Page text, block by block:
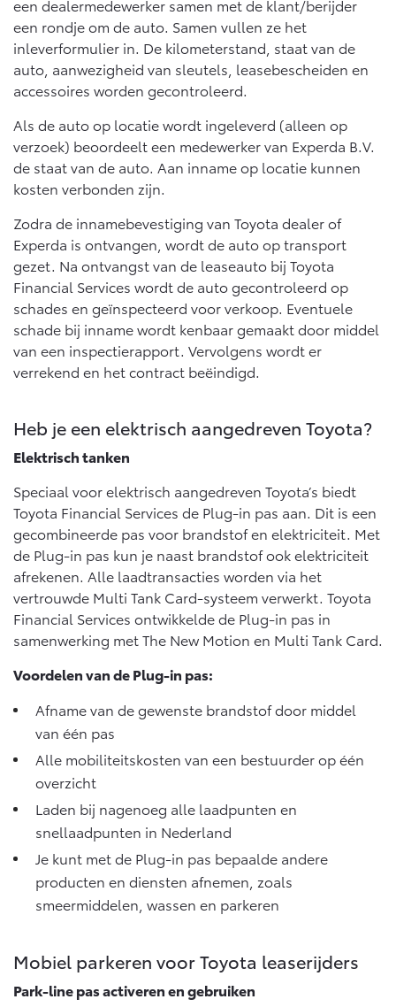
Vanaf € 46.301,- Vanaf € 56.570,-
Land Cruiser (excl. BTW)
een dealermedewerker samen met de klant/berijder
een rondje om de auto. Samen vullen ze het
inleverformulier in. De kilometerstand, staat van de
auto, aanwezigheid van sleutels, leasebescheiden en
accessoires worden gecontroleerd.
Als de auto op locatie wordt ingeleverd (alleen op
verzoek) beoordeelt een medewerker van Experda B.V.
de staat van de auto. Aan inname op locatie kunnen
kosten verbonden zijn.
Zodra de innamebevestiging van Toyota dealer of
Experda is ontvangen, wordt de auto op transport
gezet. Na ontvangst van de leaseauto bij Toyota
Financial Services wordt de auto gecontroleerd op
schades en geïnspecteerd voor verkoop. Eventuele
schade bij inname wordt kenbaar gemaakt door middel
van een inspectierapport. Vervolgens wordt er
verrekend en het contract beëindigd.
Heb je een elektrisch aangedreven Toyota?
Elektrisch tanken
Speciaal voor elektrisch aangedreven Toyota’s biedt
Toyota Financial Services de Plug-in pas aan. Dit is een
gecombineerde pas voor brandstof en elektriciteit. Met
de Plug-in pas kun je naast brandstof ook elektriciteit
afrekenen. Alle laadtransacties worden via het
vertrouwde Multi Tank Card-systeem verwerkt. Toyota
Financial Services ontwikkelde de Plug-in pas in
samenwerking met The New Motion en Multi Tank Card.
Voordelen van de Plug-in pas:
Afname van de gewenste brandstof door middel
van één pas
Alle mobiliteitskosten van een bestuurder op één
overzicht
Laden bij nagenoeg alle laadpunten en
snellaadpunten in Nederland
Je kunt met de Plug-in pas bepaalde andere
producten en diensten afnemen, zoals
smeermiddelen, wassen en parkeren
Mobiel parkeren voor Toyota leaserijders
Park-line pas activeren en gebruiken